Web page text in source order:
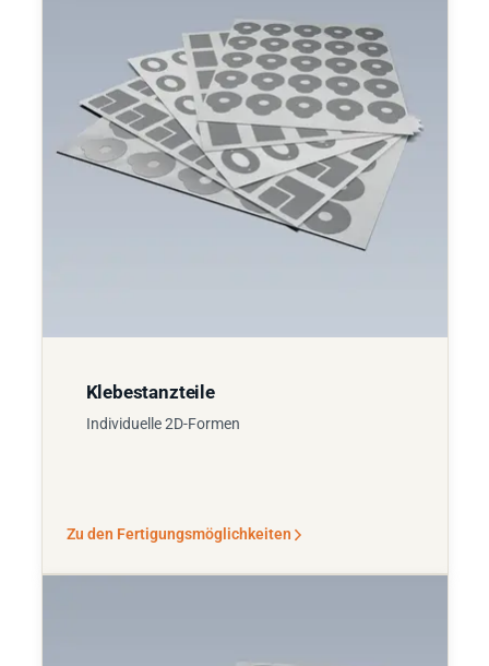
Klebestanzteile
Individuelle 2D-Formen
Zu den Fertigungsmöglichkeiten